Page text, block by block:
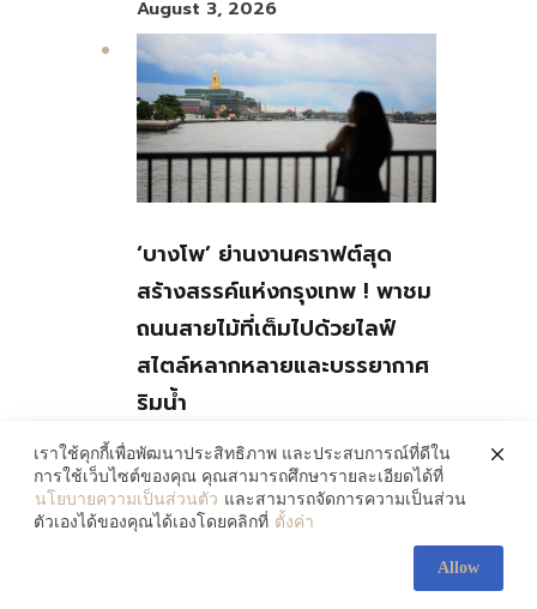
August 3, 2026
‘บางโพ’ ย่านงานคราฟต์สุด
สร้างสรรค์แห่งกรุงเทพ ! พาชม
ถนนสายไม้ที่เต็มไปด้วยไลฟ์
สไตล์หลากหลายและบรรยากาศ
ริมน้ำ
July 30, 2026
เราใช้คุกกี้เพื่อพัฒนาประสิทธิภาพ และประสบการณ์ที่ดีใน
การใช้เว็บไซต์ของคุณ คุณสามารถศึกษารายละเอียดได้ที่
นโยบายความเป็นส่วนตัว และสามารถจัดการความเป็นส่วน
ตัวเองได้ของคุณได้เองโดยคลิกที่ ตั้งค่า
Allow